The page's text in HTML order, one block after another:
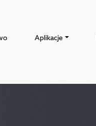
Aplikacje